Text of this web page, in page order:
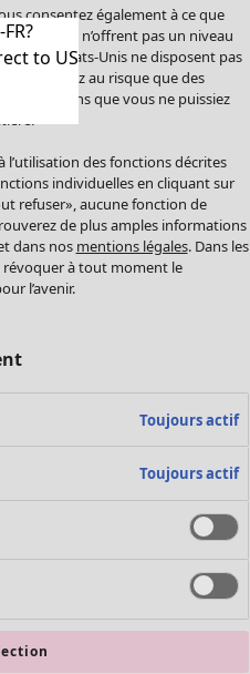
to US
consentez également à ce que
États-Unis n’offrent pas un niveau
Les États-Unis ne disposent pas
exposez au risque que des
sans que vous ne puissiez
l’utilisation des fonctions décrites
individuelles en cliquant sur
refuser», aucune fonction de
de plus amples informations
dans nos mentions légales. Dans les
révoquer à tout moment le
l’avenir.
Toujours actif
Toujours actif